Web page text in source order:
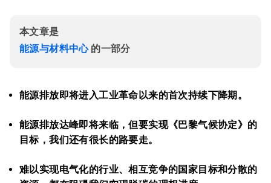
本文章是
能源与材料中心的一部分
能源排放即将进入工业革命以来的首次持续下降期。
能源排放达峰即将来临，但要实现《巴黎气候协定》的
目标，我们还有很长的路要走。
难以实现电气化的行业、相互竞争的国家目标和分散的